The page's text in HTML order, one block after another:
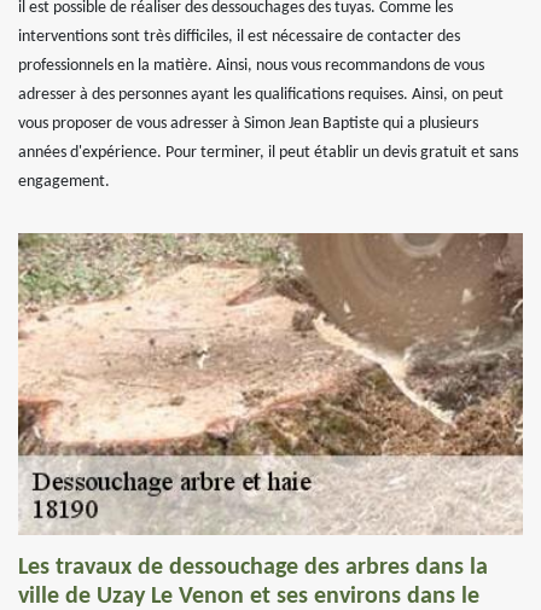
il est possible de réaliser des dessouchages des tuyas. Comme les
interventions sont très difficiles, il est nécessaire de contacter des
professionnels en la matière. Ainsi, nous vous recommandons de vous
adresser à des personnes ayant les qualifications requises. Ainsi, on peut
vous proposer de vous adresser à Simon Jean Baptiste qui a plusieurs
années d'expérience. Pour terminer, il peut établir un devis gratuit et sans
engagement.
Les travaux de dessouchage des arbres dans la
ville de Uzay Le Venon et ses environs dans le